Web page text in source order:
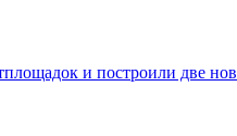
и построили две